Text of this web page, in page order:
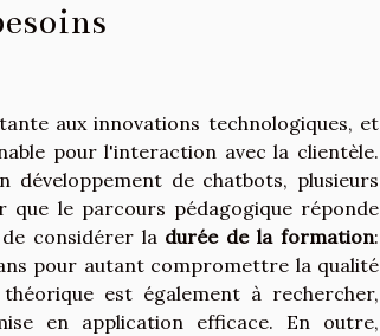
aux innovations technologiques, et
pour l'interaction avec la clientèle.
développement de chatbots, plusieurs
le parcours pédagogique réponde
considérer la durée de la formation:
pour autant compromettre la qualité
est également à rechercher,
en application efficace. En outre,